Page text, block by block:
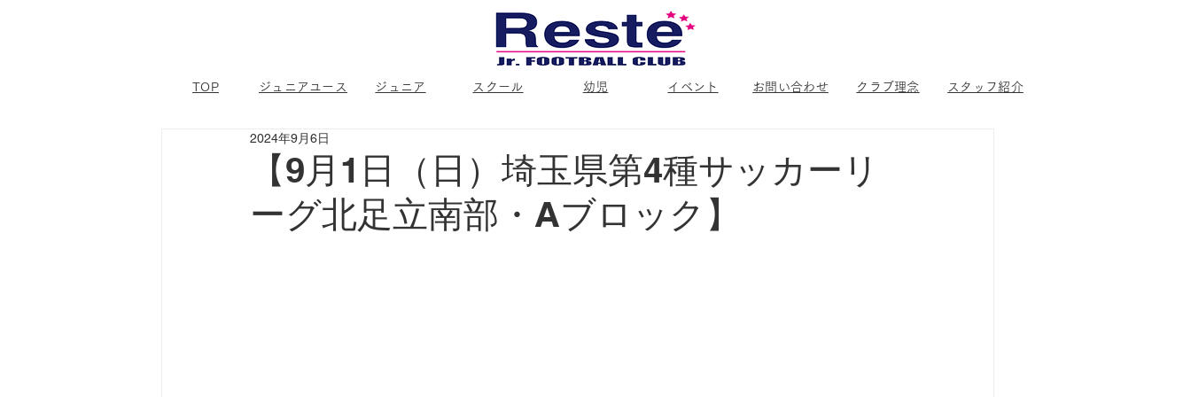
TOP ジュニアユース ジュニア スクール 幼児 イベント お問い合わせ クラブ理念 スタッフ紹介
【9月1日（日）埼玉県第4種サッカーリ
ーグ北足立南部・Aブロック】
2024年9月6日